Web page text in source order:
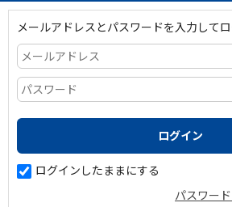
メールアドレスとパスワードを入力して
ログインしたままにする
パスワー